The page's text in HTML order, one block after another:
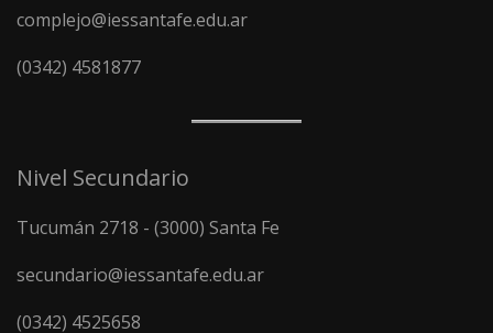
complejo@iessantafe.edu.ar
(0342) 4581877
Nivel Secundario
Tucumán 2718 - (3000) Santa Fe
secundario@iessantafe.edu.ar
(0342) 4525658